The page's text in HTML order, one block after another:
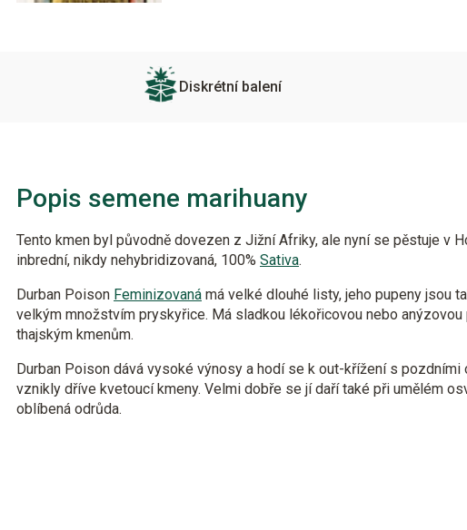
Diskrétní balení
Popis semene marihuany
Tento kmen byl původně dovezen z Jižní Afriky, ale nyní se pěstuje v
inbrední, nikdy nehybridizovaná, 100% Sativa.
Durban Poison Feminizovaná má velké dlouhé listy, jeho pupeny jsou
velkým množstvím pryskyřice. Má sladkou lékořicovou nebo anýzovou
thajským kmenům.
Durban Poison dává vysoké výnosy a hodí se k out-křížení s pozdními
vznikly dříve kvetoucí kmeny. Velmi dobře se jí daří také při umělém
oblíbená odrůda.